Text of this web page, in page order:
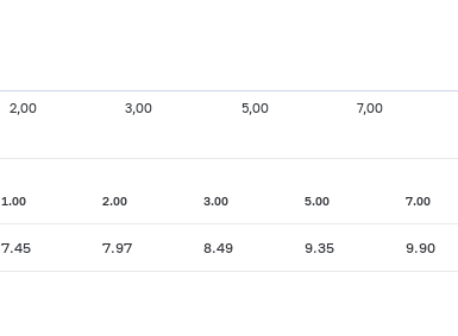
2,00 3,00 5,00 7,00
1.00 2.00 3.00 5.00 7.00
7.45 7.97 8.49 9.35 9.90